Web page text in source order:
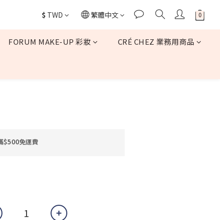
$ TWD 繁體中文
FORUM MAKE-UP 彩妝 CRÉ CHEZ 業務用商品
$500免運費